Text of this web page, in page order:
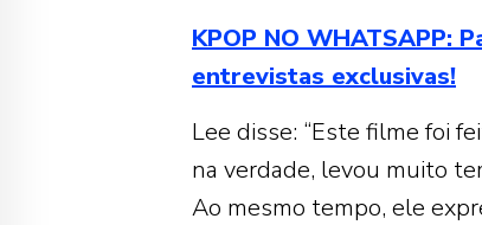
KPOP NO WHATSAPP:
entrevistas exclusivas!
Lee disse: “Este filme foi
na verdade, levou muito
Ao mesmo tempo, ele